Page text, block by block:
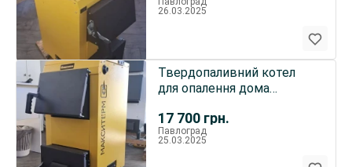
26.03.2025
17 700 грн.
Твердопаливний котел
для опалення дома
Павлоград
25.03.2025